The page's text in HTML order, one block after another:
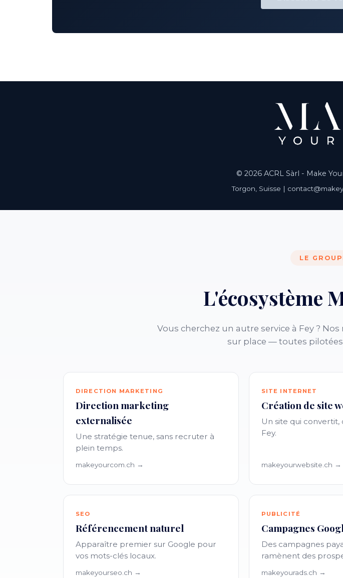
© 2026 ACRL Sàrl - Make
Torgon, Suisse |
LE
L'écosystème
Vous cherchez un autre service à Fey ?
sur place — toutes
DIRECTION MARKETING
Direction marketing
externalisée
Une stratégie tenue, sans recruter à
plein temps.
makeyourcom.ch →
SITE INTERNET
Création de site
Un site qui
Fey.
makeyourwebsite.ch →
SEO
Référencement naturel
Apparaître premier sur Google pour
vos mots-clés locaux.
makeyourseo.ch →
PUBLICITÉ
Campagnes
Des campagnes
ramènent des
makeyourads.ch →